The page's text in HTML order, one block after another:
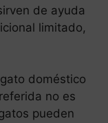
de ayuda
limitado,
doméstico
no es
pueden